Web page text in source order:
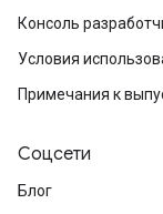
Консоль
Условия
Примечания к
Соцсети
Блог